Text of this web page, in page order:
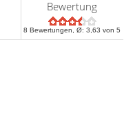
Bewertung
8 Bewertungen, Ø:3,63 von 5